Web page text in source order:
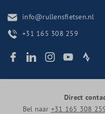
info@rullensfietsen.nl
+31 165 308 259
Direct
Bel naar +31 165 308